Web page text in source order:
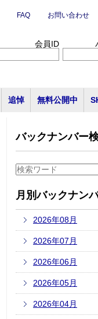
FAQ お問い合わせ
会員ID
追悼 無料公開中
バックナンバー
月別バックナン
2026年08月
2026年07月
2026年06月
2026年05月
2026年04月